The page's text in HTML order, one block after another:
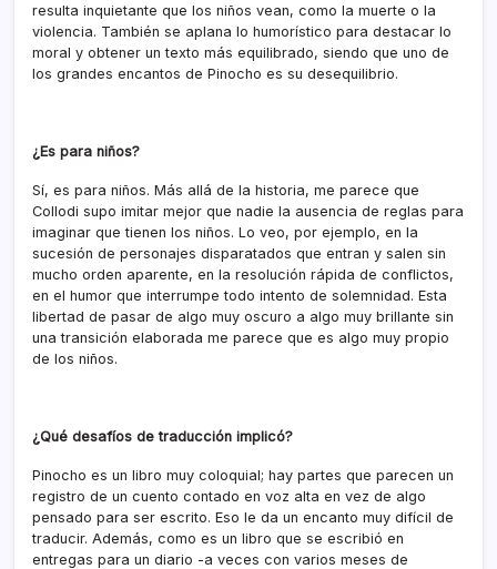
resulta inquietante que los niños vean, como la muerte o la
violencia. También se aplana lo humorístico para destacar lo
moral y obtener un texto más equilibrado, siendo que uno de
los grandes encantos de Pinocho es su desequilibrio.
¿Es para niños?
Sí, es para niños. Más allá de la historia, me parece que
Collodi supo imitar mejor que nadie la ausencia de reglas para
imaginar que tienen los niños. Lo veo, por ejemplo, en la
sucesión de personajes disparatados que entran y salen sin
mucho orden aparente, en la resolución rápida de conflictos,
en el humor que interrumpe todo intento de solemnidad. Esta
libertad de pasar de algo muy oscuro a algo muy brillante sin
una transición elaborada me parece que es algo muy propio
de los niños.
¿Qué desafíos de traducción implicó?
Pinocho es un libro muy coloquial; hay partes que parecen un
registro de un cuento contado en voz alta en vez de algo
pensado para ser escrito. Eso le da un encanto muy difícil de
traducir. Además, como es un libro que se escribió en
entregas para un diario -a veces con varios meses de